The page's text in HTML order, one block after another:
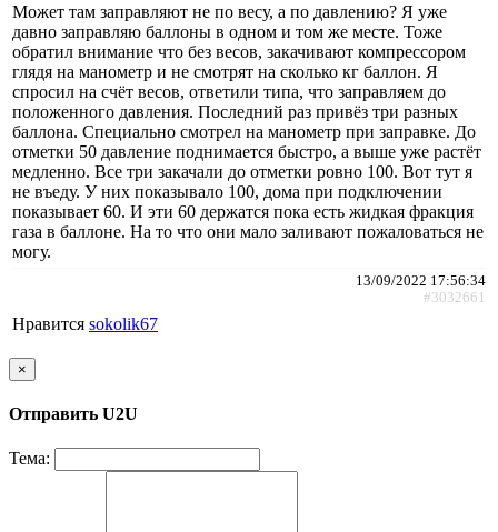
Может там заправляют не по весу, а по давлению? Я уже
давно заправляю баллоны в одном и том же месте. Тоже
обратил внимание что без весов, закачивают компрессором
глядя на манометр и не смотрят на сколько кг баллон. Я
спросил на счёт весов, ответили типа, что заправляем до
положенного давления. Последний раз привёз три разных
баллона. Специально смотрел на манометр при заправке. До
отметки 50 давление поднимается быстро, а выше уже растёт
медленно. Все три закачали до отметки ровно 100. Вот тут я
не въеду. У них показывало 100, дома при подключении
показывает 60. И эти 60 держатся пока есть жидкая фракция
газа в баллоне. На то что они мало заливают пожаловаться не
могу.
13/09/2022 17:56:34
#3032661
Нравится sokolik67
×
Отправить U2U
Тема: